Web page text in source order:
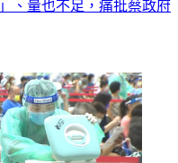
、量也不足，痛批蔡政府